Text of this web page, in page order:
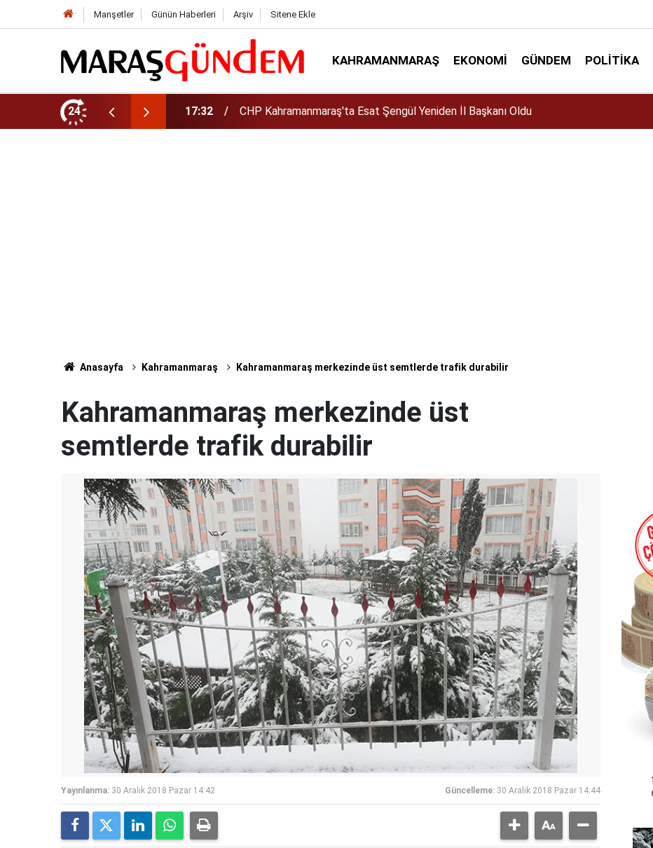
Manşetler Günün Haberleri Arşiv Sitene Ekle
KAHRAMANMARAŞ EKONOMI GÜNDEM POLITIKA
24 17:08 Altın daha yükselir mi? Altın almalı mı? Satmalı mı? Uzmanlar ne diyor?
Anasayfa Kahramanmaraş Kahramanmaraş merkezinde üst semtlerde trafik durabilir
Kahramanmaraş merkezinde üst
semtlerde trafik durabilir
Yayınlanma: 30 Aralık 2018 Pazar 14:42 Güncelleme: 30 Aralık 2018 Pazar 14:44